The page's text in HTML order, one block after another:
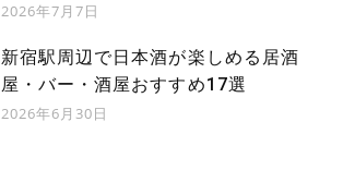
2026年7月7日
新宿駅周辺で日本酒が楽しめる居酒
屋・バー・酒屋おすすめ17選
2026年6月30日